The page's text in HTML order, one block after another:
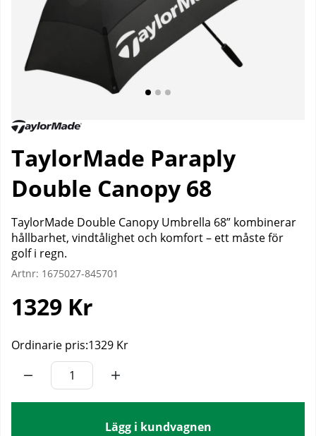
TaylorMade Paraply
Double Canopy 68
TaylorMade Double Canopy Umbrella 68” kombinerar
hållbarhet, vindtålighet och komfort – ett måste för
golf i regn.
Artnr: 1675027-845701
1329 Kr
Ordinarie pris:1329 Kr
Lägg i kundvagnen